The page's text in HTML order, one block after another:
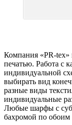
Компания «PR-tex»
печатью. Работа с
индивидуальной
выбирать вид
разные виды
индивидуальные
Любые шарфы с
бахромой по обоим